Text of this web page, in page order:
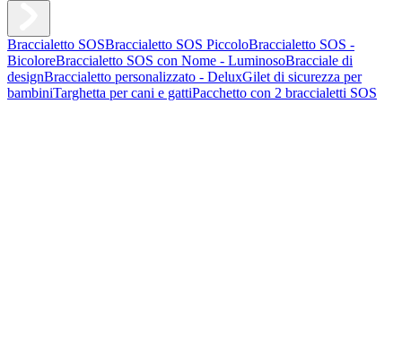
Braccialetto SOSBraccialetto SOS PiccoloBraccialetto SOS -
BicoloreBraccialetto SOS con Nome - LuminosoBracciale di
designBraccialetto personalizzato - DeluxGilet di sicurezza per
bambiniTarghetta per cani e gattiPacchetto con 2 braccialetti SOS